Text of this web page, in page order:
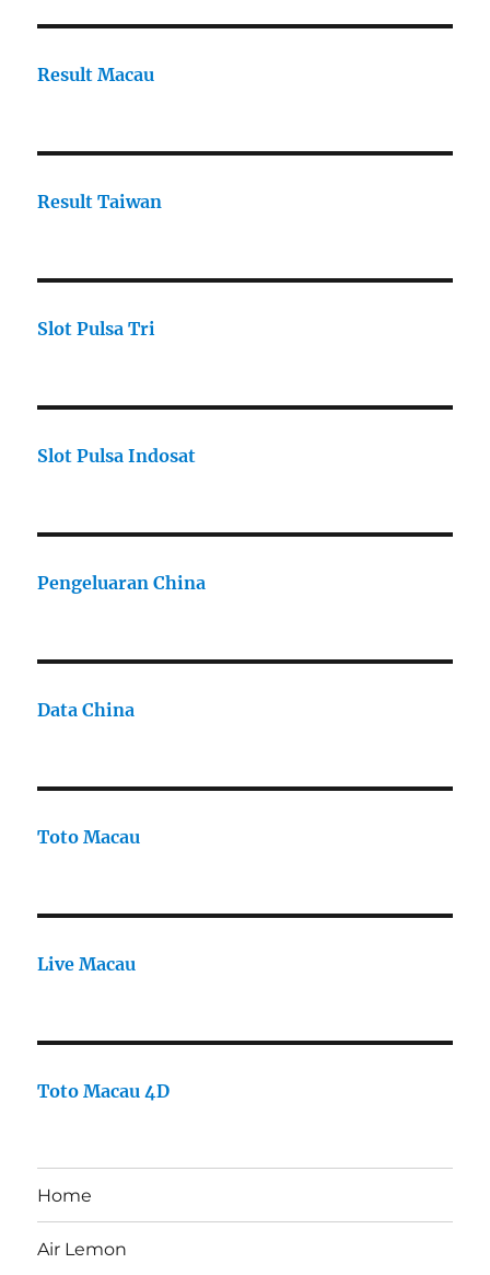
Result Macau
Result Taiwan
Slot Pulsa Tri
Slot Pulsa Indosat
Pengeluaran China
Data China
Toto Macau
Live Macau
Toto Macau 4D
Home
Air Lemon